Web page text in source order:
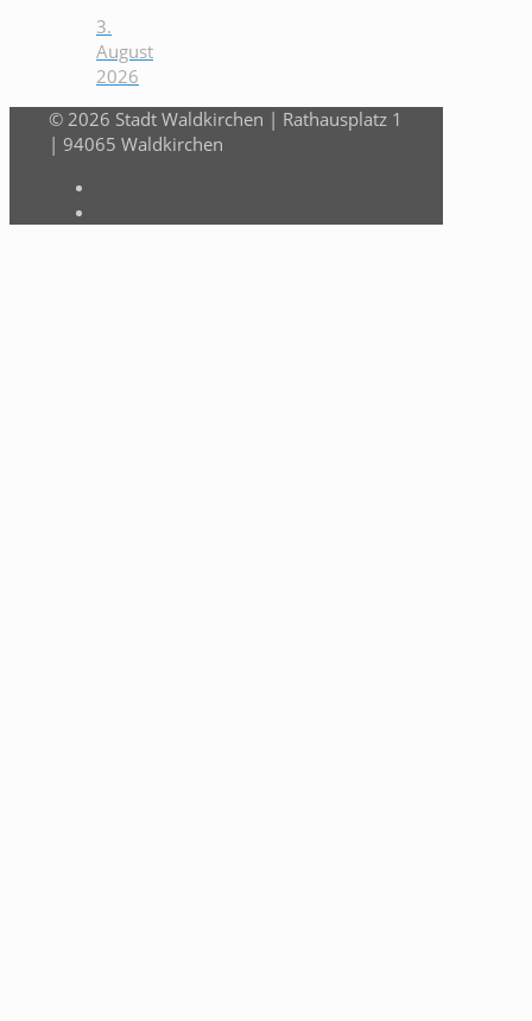
3.
August
2026
© 2026 Stadt Waldkirchen | Rathausplatz 1
| 94065 Waldkirchen